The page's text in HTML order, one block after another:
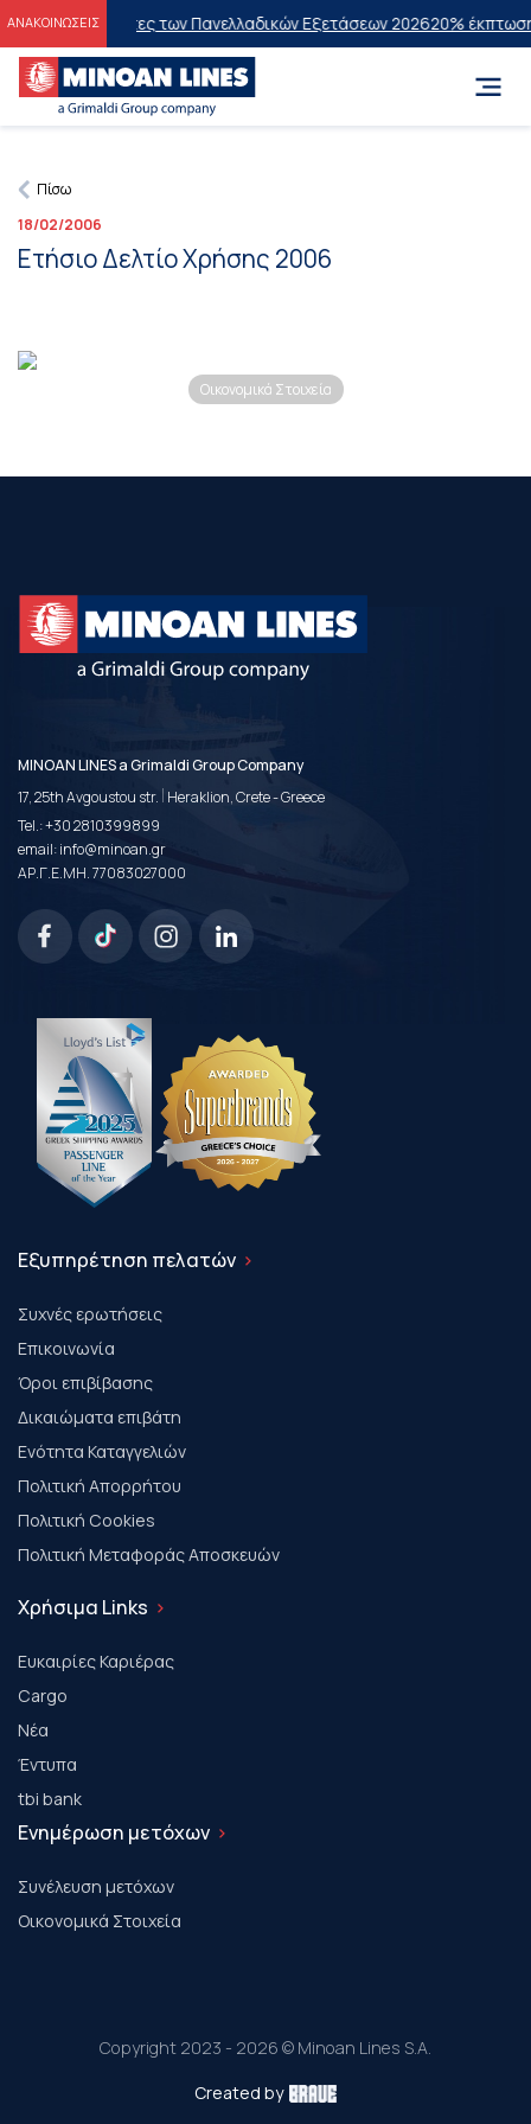
ΑΝΑΚΟΙΝΩΣΕΙΣ
Επιτυχόντες των Πανελλαδικών Εξετάσεων 202620% έκπτωση
Πίσω
18/02/2006
Ετήσιο Δελτίο Χρήσης 2006
Οικονομικά Στοιχεία
MINOAN LINES a Grimaldi Group Company
17, 25th Avgoustou str. | Heraklion, Crete - Greece
Tel.:+30 2810399899
email:info@minoan.gr
ΑΡ.Γ.Ε.ΜΗ. 77083027000
Εξυπηρέτηση πελατών
Συχνές ερωτήσεις
Επικοινωνία
Όροι επιβίβασης
Δικαιώματα επιβάτη
Ενότητα Καταγγελιών
Πολιτική Απορρήτου
Πολιτική Cookies
Πολιτική Μεταφοράς Αποσκευών
Χρήσιμα Links
Ευκαιρίες Καριέρας
Cargo
Νέα
Έντυπα
tbi bank
Ενημέρωση μετόχων
Συνέλευση μετόχων
Οικονομικά Στοιχεία
Copyright 2023 - 2026 © Minoan Lines S.A.
Created by